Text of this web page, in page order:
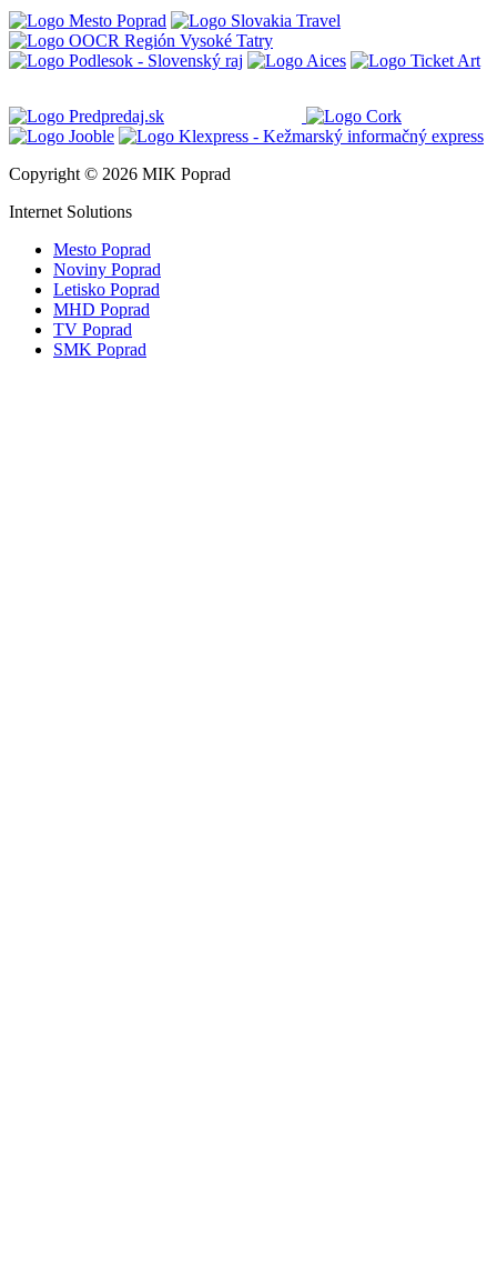
Copyright © 2026 MIK Poprad
Internet Solutions
Mesto Poprad
Noviny Poprad
Letisko Poprad
MHD Poprad
TV Poprad
SMK Poprad